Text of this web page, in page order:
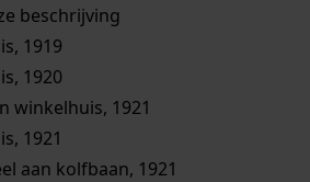
beschrijving
1919
1920
winkelhuis, 1921
1921
aan kolfbaan, 1921